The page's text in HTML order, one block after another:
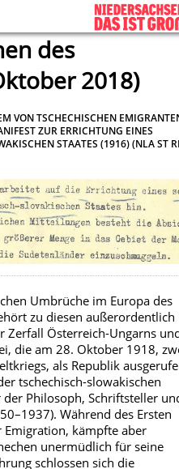
des
2018)
VON TSCHECHISCHEN
ZUR ERRICHTUNG EINES
STAATES (1916) (NLA ST
Umbrüche im Europa des
zu diesen außerordentlich
Zerfall Österreich-Ungarns
die am 28. Oktober 1918,
als Republik
tschechisch-slowakischen
Philosoph, Schriftsteller
Während des Ersten
kämpfte aber
unermüdlich für seine
schlossen sich die